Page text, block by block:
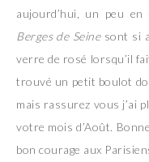
aujourd’hui, un peu en
Berges de Seinesont si
verre de rosé lorsqu’il
trouvé un petit boulot
mais rassurez vous j’ai
votre mois d’Août.
bon courage aux